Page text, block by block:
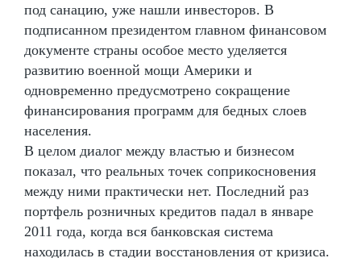
под санацию, уже нашли инвесторов. В
подписанном президентом главном финансовом
документе страны особое место уделяется
развитию военной мощи Америки и
одновременно предусмотрено сокращение
финансирования программ для бедных слоев
населения.
В целом диалог между властью и бизнесом
показал, что реальных точек соприкосновения
между ними практически нет. Последний раз
портфель розничных кредитов падал в январе
2011 года, когда вся банковская система
находилась в стадии восстановления от кризиса.